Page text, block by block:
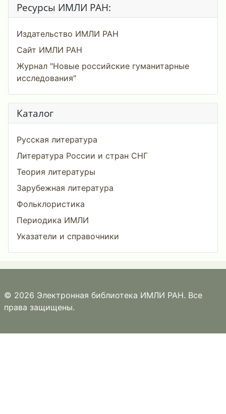
Ресурсы ИМЛИ РАН:
Издательство ИМЛИ РАН
Сайт ИМЛИ РАН
Журнал "Новые российские гуманитарные
исследования"
Каталог
Русская литература
Литература России и стран СНГ
Теория литературы
Зарубежная литература
Фольклористика
Периодика ИМЛИ
Указатели и справочники
© 2026 Электронная библиотека ИМЛИ РАН. Все
права защищены.